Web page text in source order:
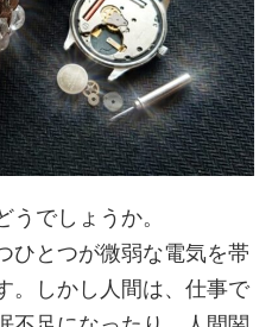
でしょうか。
ひとつが微弱な電気を帯
。しかし人間は、仕事で